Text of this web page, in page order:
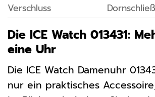
Verschluss
Die ICE Watch 013431:
eine Uhr
Die ICE Watch Damenuhr
nur ein praktisches